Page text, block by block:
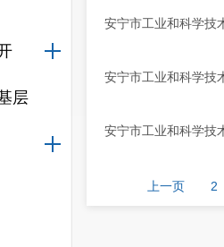
层
安宁市工业和科学技
安宁市工业和科学技
安宁市工业和科学技
上一页 2